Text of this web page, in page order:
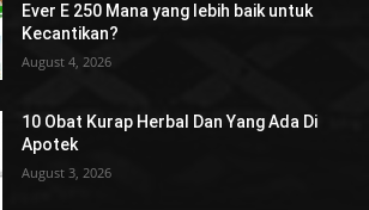
Ever E 250 Mana yang lebih baik untuk
Kecantikan?
August 4, 2026
10 Obat Kurap Herbal Dan Yang Ada Di
Apotek
August 3, 2026